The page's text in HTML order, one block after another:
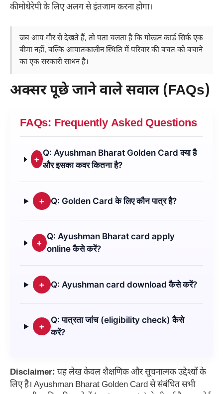
कीमोथेरेपी के लिए अलग से इंतजाम करना होगा।
जब आप गौर से देखते हैं, तो पता चलता है कि गोल्डन कार्ड सिर्फ एक
बीमा नहीं, बल्कि आपातकालीन स्थिति में परिवार की बचत को बचाने
का एक सरकारी साधन है।
अक्सर पूछे जाने वाले सवाल (FAQs)
FAQs: Frequently Asked Questions
+
Q: Ayushman Bharat Golden Card क्या है
और इसका कवर कितना है?
+ Q: Golden Card के लिए कौन पात्र है?
+
Q: Ayushman Bharat card apply
online कैसे करें?
+ Q: Ayushman card download कैसे करें?
+
Q: पात्रता जांच (eligibility check) कैसे
करें?
Disclaimer: यह लेख केवल शैक्षणिक और सूचनात्मक उद्देश्यों के
लिए है। Ayushman Bharat Golden Card से संबंधित सभी